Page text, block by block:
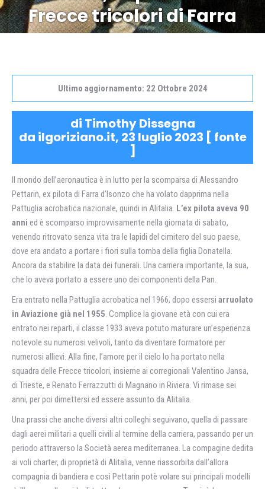
Frecce tricolori di Farra
Ultimo aggiornamento: 22 Ottobre 2024
di Timothy Dissegna
da ilgoriziano.it, 23 luglio 2023 [ fonte
]
Il mondo dell’aeronautica è in lutto per la scomparsa di Alessandro
Pettarin, ex pilota di Farra d’Isonzo che ha volato dapprima nella
Pattuglia acrobatica nazionale, quindi in Alitalia. L’ex pilota aveva 90
anni ed è scomparso improvvisamente nella giornata di sabato,
venendo ritrovato senza vita tra le lapidi del cimitero del suo paese,
dove era andato a portare i fiori sulla tomba della figlia Donatella.
Ancora da stabilire la data dei funerali. Una carriera importante, la sua,
che lo aveva portato a essere uno dei componenti della Pan.
Era entrato nella Pattuglia acrobatica nel 1966, dopo essersi arruolato
in Aviazione già nel 1955. Complice la giovane età con cui era
entrato nei reparti, il classe 1933 aveva potuto maturare un’esperienza
notevole su numerosi velivoli, tanto da diventare formatore per
numerosi allievi. Alla fine, l’amore per il cielo lo ha portato nella
squadra delle Frecce tricolori, insieme ai corregionali Valentino Jansa,
di Trieste, e Renato Ferrazzutti di Magnano in Riviera. Vi rimase sei
anni, per poi dimettersi ed essere assunto da Alitalia.
Una prassi che anche diversi altri colleghi seguivano, quella di passare
dagli aerei militari a quelli civili al termine della carriera, passando per un
periodo attraverso la Società aerea mediterranea. La compagine dedita
ai voli charter, di proprietà di Alitalia, venne riassorbita dall’allora
compagnia di bandiera e così Pettarin potè volare sui principali modelli